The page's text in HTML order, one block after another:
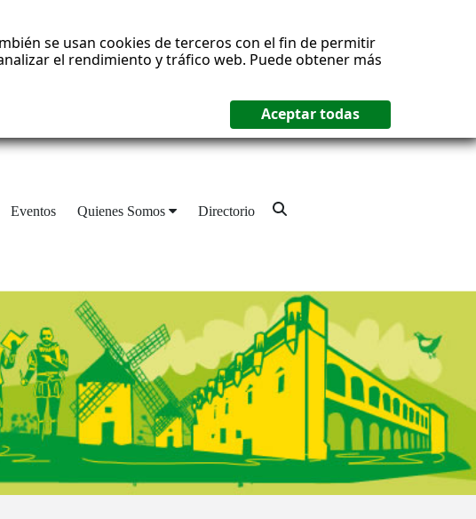
se usan cookies de terceros con el fin de permitir
el rendimiento y tráfico web. Puede obtener más
Eventos Quienes Somos Directorio